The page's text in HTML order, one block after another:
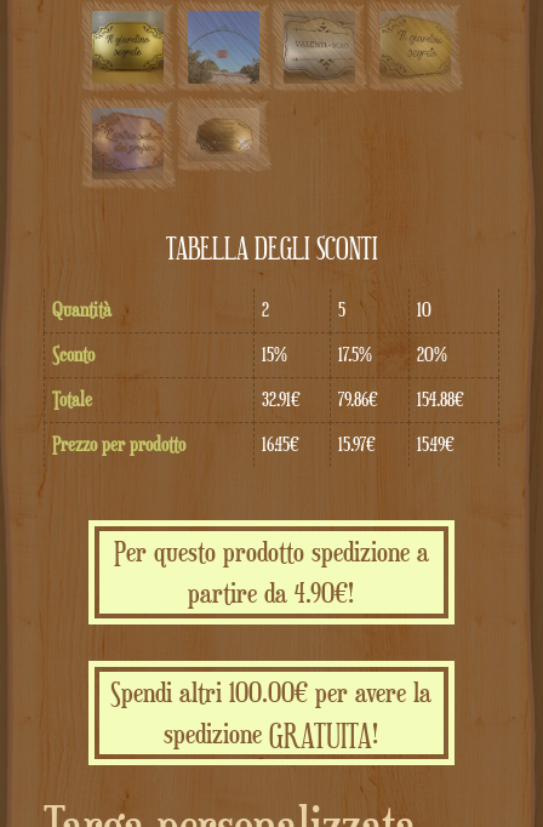
TABELLA DEGLI SCONTI
Quantità 2 5
10
Sconto
15% 17.5%
20%
Totale
32.91€ 79.86€
154.88€
Prezzo per prodotto
16.45€ 15.97€ 15.49€
Per questo prodotto spedizione a
partire da 4.90€!
Spendi altri 100.00€ per avere la
spedizione GRATUITA!